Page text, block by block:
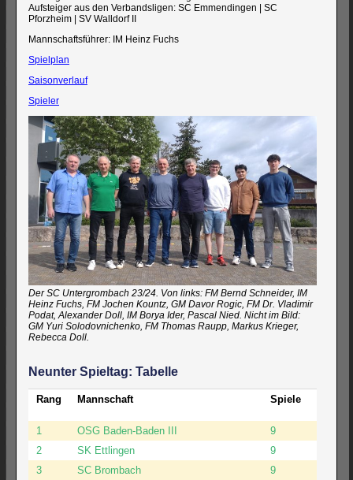
Aufsteiger aus den Verbandsligen: SC Emmendingen | SC
Pforzheim | SV Walldorf II
Mannschaftsführer: IM Heinz Fuchs
Spielplan
Saisonverlauf
Spieler
Der SC Untergrombach 23/24. Von links: FM Bernd Schneider, IM
Heinz Fuchs, FM Jochen Kountz, GM Davor Rogic, FM Dr. Vladimir
Podat, Alexander Doll, IM Borya Ider, Pascal Nied. Nicht im Bild:
GM Yuri Solodovnichenko, FM Thomas Raupp, Markus Krieger,
Rebecca Doll.
Neunter Spieltag: Tabelle
Rang Mannschaft Spiele
1 OSG Baden-Baden III 9
2
SK Ettlingen 9
3
SC Brombach 9